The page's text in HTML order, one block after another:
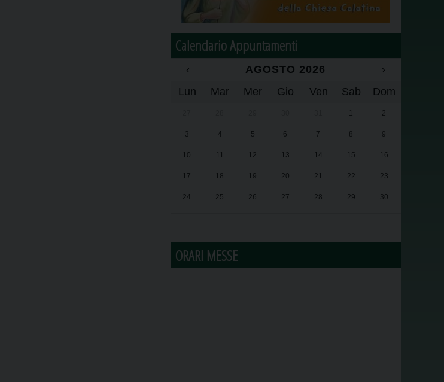
Calendario Appuntamenti
‹ AGOSTO 2026
›
Lun
Mar Mer Gio Ven Sab Dom
1 2
3 4 5 6 7 8 9
10 11 12 13 14 15 16
17 18 19 20 21 22 23
24 25 26 27 28 29 30
ORARI MESSE